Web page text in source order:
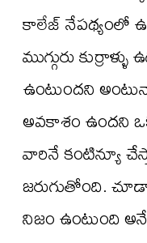
కాలేజ్ నేపథ్యంలో
ముగ్గురు
ఉంటుందని
అవకాశం ఉందని
వారినే కంటిన్యూ
జరుగుతోంది.
నిజం ఉంటుంది